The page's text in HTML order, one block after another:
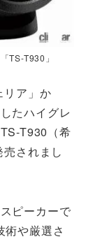
TS-T930」
リア」か
たハイグレ
T930（希
されまし
ピーカーで
術や厳選さ